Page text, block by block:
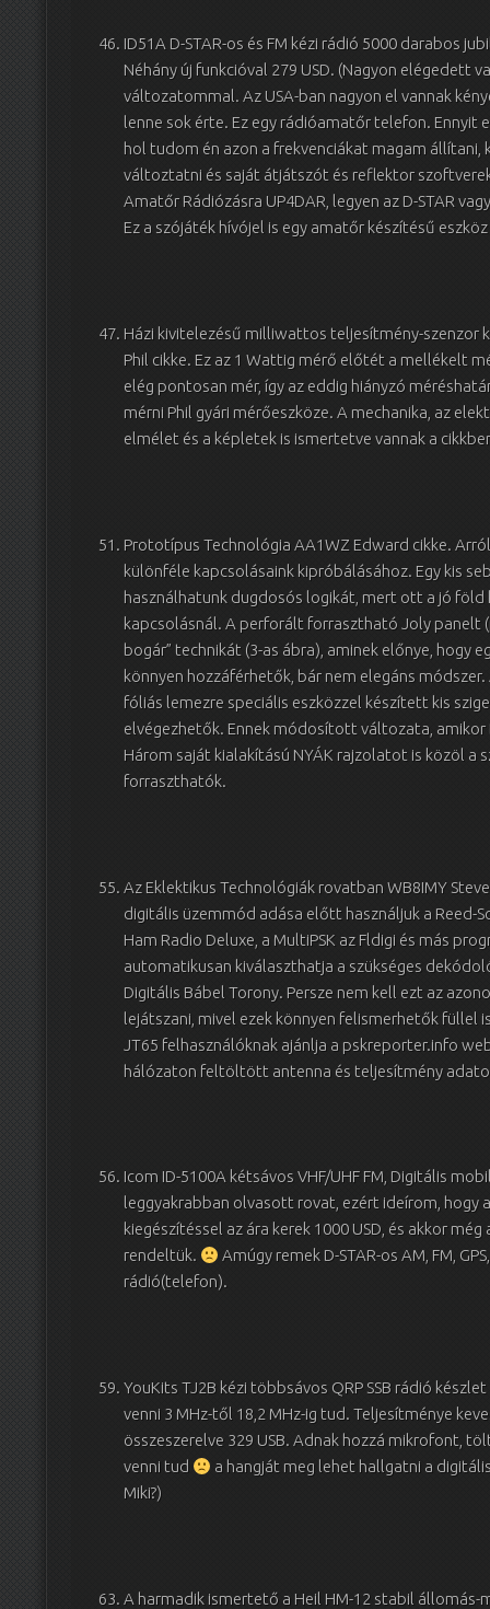
ID51A D-STAR-os és FM kézi rádió 5000 darabos
Néhány új funkcióval 279 USD. (Nagyon elégedett
változatommal. Az USA-ban nagyon el vannak
lenne sok érte. Ez egy rádióamatőr telefon. Ennyit
hol tudom én azon a frekvenciákat magam
változtatni és saját átjátszót és reflektor
Amatőr Rádiózásra UP4DAR, legyen az D-STAR
Ez a szójáték hívójel is egy amatőr készítésű
Házi kivitelezésű milliwattos teljesítmény-szenzor
Phil cikke. Ez az 1 Wattig mérő előtét a mellékelt
elég pontosan mér, így az eddig hiányzó
mérni Phil gyári mérőeszköze. A mechanika, az
elmélet és a képletek is ismertetve vannak a
Prototípus Technológia AA1WZ Edward cikke.
különféle kapcsolásaink kipróbálásához. Egy kis
használhatunk dugdosós logikát, mert ott a jó föld
kapcsolásnál. A perforált forrasztható Joly panelt
bogár” technikát (3-as ábra), aminek előnye, hogy
könnyen hozzáférhetők, bár nem elegáns
fóliás lemezre speciális eszközzel készített kis
elvégezhetők. Ennek módosított változata, amikor
Három saját kialakítású NYÁK rajzolatot is közöl a
forraszthatók.
Az Eklektikus Technológiák rovatban WB8IMY
digitális üzemmód adása előtt használjuk a Reed-
Ham Radio Deluxe, a MultiPSK az Fldigi és más
automatikusan kiválaszthatja a szükséges
Digitális Bábel Torony. Persze nem kell ezt az
lejátszani, mivel ezek könnyen felismerhetők füllel
JT65 felhasználóknak ajánlja a pskreporter.info
hálózaton feltöltött antenna és teljesítmény
Icom ID-5100A kétsávos VHF/UHF FM, Digitális
leggyakrabban olvasott rovat, ezért ideírom, hogy
kiegészítéssel az ára kerek 1000 USD, és akkor
rendeltük.
Amúgy remek D-STAR-os AM, FM,
rádió(telefon).
YouKits TJ2B kézi többsávos QRP SSB rádió
venni 3 MHz-től 18,2 MHz-ig tud. Teljesítménye
összeszerelve 329 USB. Adnak hozzá mikrofont,
venni tud
a hangját meg lehet hallgatni a
Miki?)
A harmadik ismertető a Heil HM-12 stabil állomás-